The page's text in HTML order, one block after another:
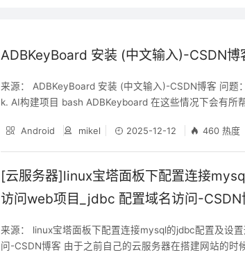
ADBKeyBoard 安装 (中文输入)-CSDN博
来源： ADBKeyBoard 安装 (中文输入)-CSDN博客 问
k. AI构建项目 bash ADBKeyboard 在这些情况下会有所
Android
mikel 2025-12-12 460 热度
[云服务器]linux宝塔面板下配置连接
访问web项目_jdbc 配置域名访问-CSDN
来源： linux宝塔面板下配置连接mysql的jdbc配置及设
问-CSDN博客 由于之前自己的云服务器在搭建网站的